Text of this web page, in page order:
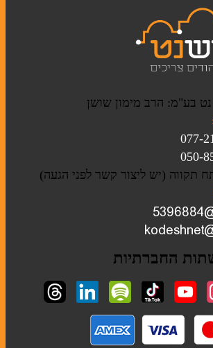
בע"מ: הרב מימון שושן
החברתיות
ליתוגרפיות
מזכרות
מזכרות לאירועים
פסח
תיקים לטלית ולתפילין